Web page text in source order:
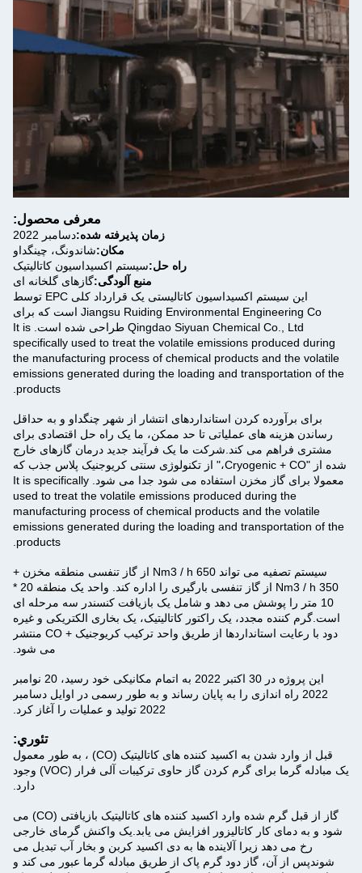
معرفی محصول:
زمان پذیرفته شده:دسامبر 2022
مکان:شاندونگ، چینگداو
راه حل:سیستم اکسیداسیون کاتالیتیک
منبع آلودگی:گازهای گلخانه ای
این سیستم اکسیداسیون کاتالیستی یک قرارداد کلی EPC توسط
Jiangsu Ruiding Environmental Engineering Co است که برای
Qingdao Siyuan Chemical Co., Ltd طراحی شده است. It is
specifically used to treat the volatile emissions produced during
the manufacturing process of chemical products and the volatile
emissions generated during the loading and transportation of the
products.
برای برآورده کردن استانداردهای انتشار از شهر چنگداو و به حداقل
رساندن هزینه های عملیاتی تا حد ممکن، ما یک راه حل اقتصادی برای
مشتری فراهم می کند.شرکت ما یک فرآیند جدید درمان گازهای خارج
شده از "Cryogenic + CO،" از تکنولوژی سنتی کریوجنیک پلاس جذب که
معمولا برای گاز مخزن استفاده می شود جدا می شود. It is specifically
used to treat the volatile emissions produced during the
manufacturing process of chemical products and the volatile
emissions generated during the loading and transportation of the
products.
سیستم تصفیه می تواند 650 Nm3 / h از گاز تنفسی منطقه مخزن +
350 Nm3 / h از گاز تنفسی بارگیری را اداره کند. واحد یک منطقه 20 *
10 متر را پوشش می دهد و شامل یک بازیافت کنسندر سه مرحله ای
است.گرم کننده مجدد، یک راکتور کاتالیتیک، یک بخاری الکتریکی و غیره
دود با رعایت استانداردها از طریق واحد ترکیب کریوجنیک + CO منتشر
می شود.
این پروژه در 30 اکتبر 2022 به اتمام مکانیکی خود رسید، 20 نوامبر
2022 راه اندازی را به پایان رساند و به طور رسمی در اوایل دسامبر
2022 تولید و عملیات را آغاز کرد.
تئوري:
قبل از وارد شدن به اکسید کننده های کاتالیتیک (CO) ، به طور معمول
یک مبادله گرما برای گرم کردن گاز حاوی ترکیبات آلی فرار (VOC) وجود
دارد.
گاز از قبل گرم شده وارد اکسید کننده های کاتالیتیک بازیافتی (CO) می
شود و به دمای کار کاتالیزور افزایش می یابد.یک واکنش گرمای خارجی
رخ می دهد زیرا آلاینده ها به دی اکسید کربن و بخار آب تبدیل می
شوندپس از آن، گاز دود گرم پاک از طریق مبادله گرما عبور می کند و